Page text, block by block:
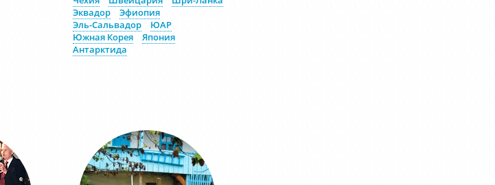
Эквадор
Эфиопия
Эль-Сальвадор
ЮАР
Южная Корея
Япония
Антарктида